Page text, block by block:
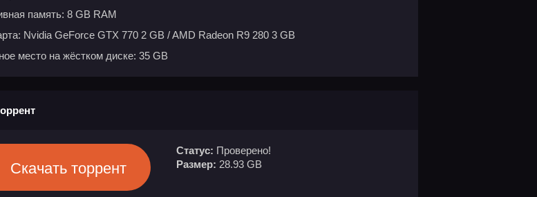
память: 8 GB RAM
Nvidia GeForce GTX 770 2 GB / AMD Radeon R9 280 3 GB
место на жёстком диске: 35 GB
Скачать торрент
Статус: Проверено!
Размер: 28.93 GB